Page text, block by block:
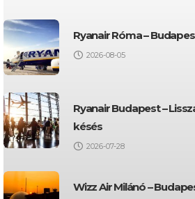
Ryanair Róma –
2026-08-05
Ryanair Budapest –
késés
2026-07-28
Wizz Air Milánó –